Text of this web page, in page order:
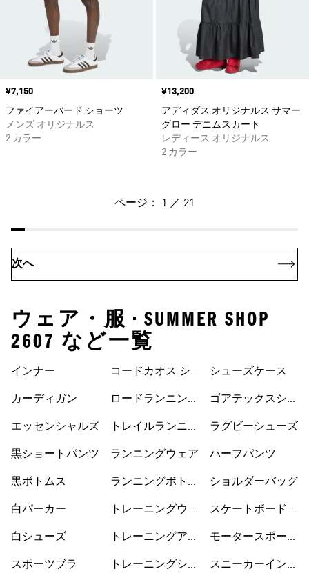
価格
¥7,150
ファイアーバード ショーツ
メンズ オリジナルス
2 カラー
価格
¥13,200
アディダス オリジナルス サマー
グロー デニムスカート
レディース オリジナルス
2 カラー
ページ： 1 ／ 21
次へ
ウェア・服 • SUMMER SHOP
2607 など一覧
インナー
カーディガン
エッセンシャルズ
黒ショートパンツ
黒ボトムス
白パーカー
白シューズ
スポーツブラ
コードカオス シ
ロードランニング
トレイルランニン
ランニングウェア
ランニングボトム
トレーニングウェ
トレーニングアク
トレーニングシュ
シューズケース
ゴアテックスシュ
ラグビーシューズ
ハーフパンツ
ショルダーバッグ
スケートボードシ
モータースポーツ
スニーカーインソ